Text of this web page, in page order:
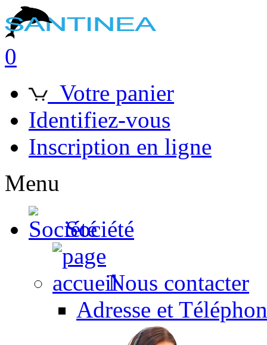
0
Votre panier
Identifiez-vous
Inscription en ligne
Menu
Société
Nous contacter
Adresse et